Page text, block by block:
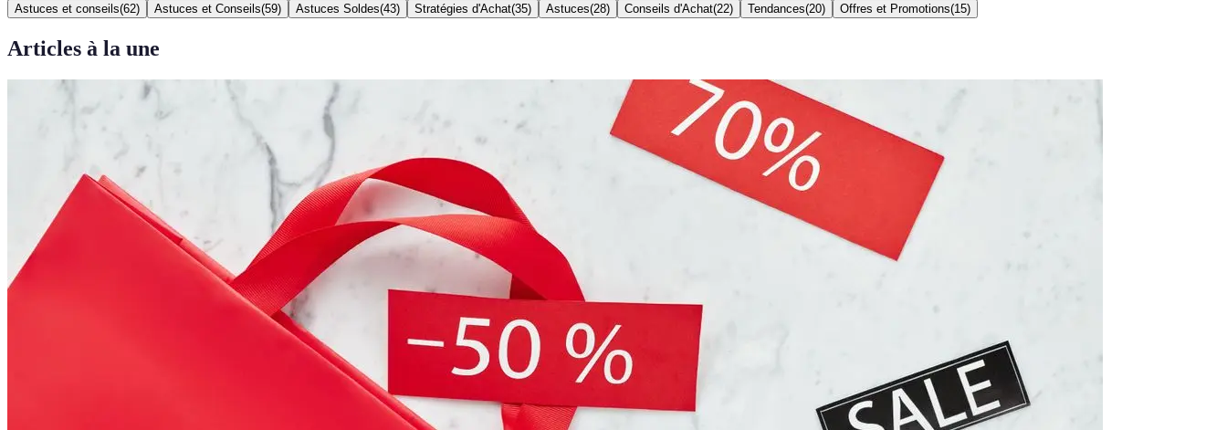
Astuces et conseils(62) Astuces et Conseils(59) Astuces Soldes(43) Stratégies d'Achat(35) Astuces(28) Conseils d'Achat(22) Tendances(20) Offres et Promotions(15)
Articles à la une